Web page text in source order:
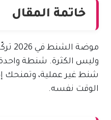
خاتمة المقال
موضة
وليس الكثرة. شنطة
شنط غير عملية، وتمنحك
الوقت نفسه.